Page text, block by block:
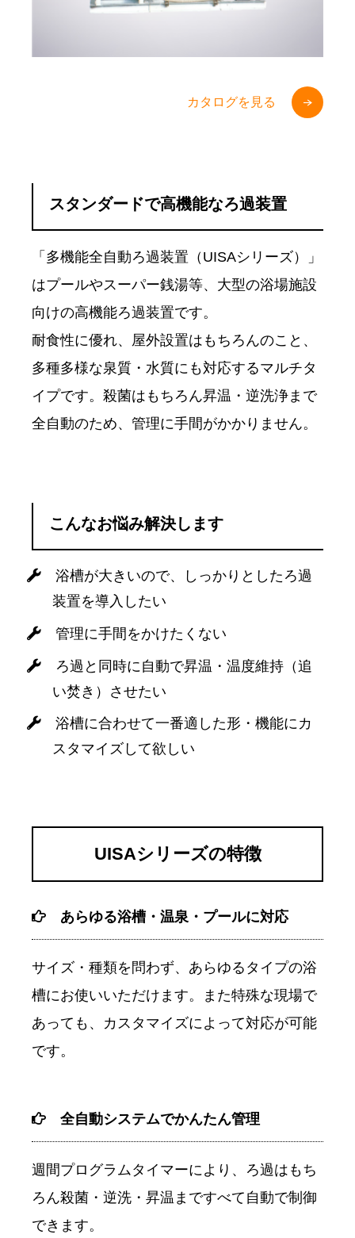
カタログを見る
スタンダードで高機能なろ過装置
「多機能全自動ろ過装置（UISAシリーズ）」
はプールやスーパー銭湯等、大型の浴場施設
向けの高機能ろ過装置です。
耐食性に優れ、屋外設置はもちろんのこと、
多種多様な泉質・水質にも対応するマルチタ
イプです。殺菌はもちろん昇温・逆洗浄まで
全自動のため、管理に手間がかかりません。
こんなお悩み解決します
浴槽が大きいので、しっかりとしたろ過
装置を導入したい
管理に手間をかけたくない
ろ過と同時に自動で昇温・温度維持（追
い焚き）させたい
浴槽に合わせて一番適した形・機能にカ
スタマイズして欲しい
UISAシリーズの特徴
あらゆる浴槽・温泉・プールに対応
サイズ・種類を問わず、あらゆるタイプの浴
槽にお使いいただけます。また特殊な現場で
あっても、カスタマイズによって対応が可能
です。
全自動システムでかんたん管理
週間プログラムタイマーにより、ろ過はもち
ろん殺菌・逆洗・昇温まですべて自動で制御
できます。